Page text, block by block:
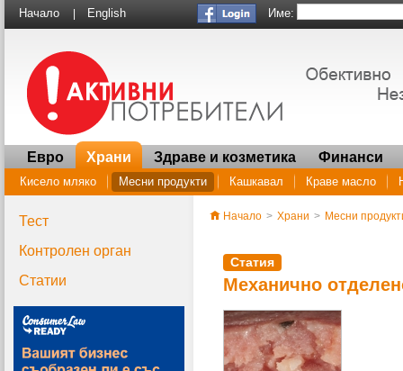
Начало English Име:
Евро Храни
Кисело мляко Месни продукти Кашкавал Краве масло
Здраве и козметика Финанси
Тест
Контролен орган
Статии
Начало > Храни > Месни
Статия
Механично